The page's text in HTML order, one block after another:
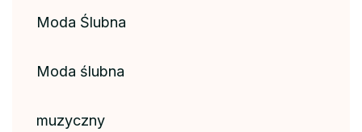
Moda Ślubna
Moda ślubna
muzyczny